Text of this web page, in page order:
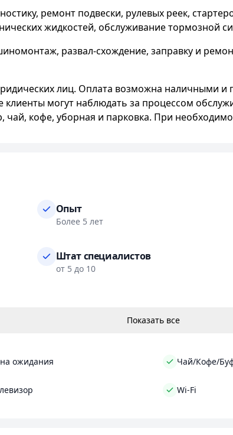
ремонт подвески, рулевых реек,
жидкостей, обслуживание
развал-схождение, заправку и
лиц. Оплата возможна наличными
клиенты могут наблюдать за процессом
чай, кофе, уборная и парковка. При
Опыт
Более 5 лет
Штат специалистов
от 5 до 10
Показать все
ожидания Чай/Кофе/
Wi-Fi